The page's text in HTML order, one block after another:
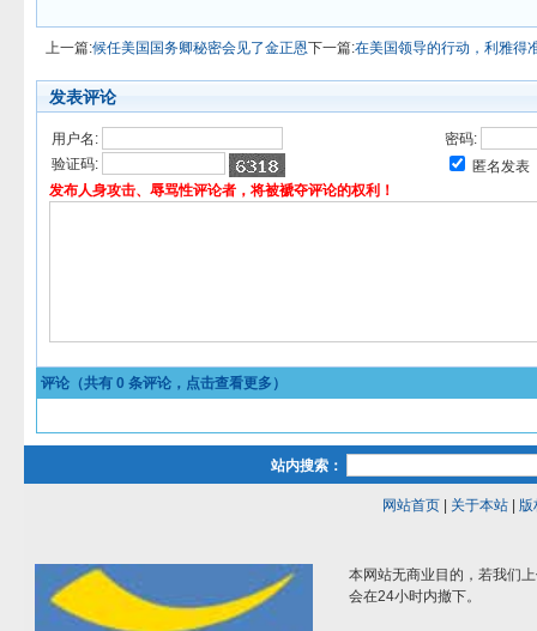
上一篇:候任美国国务卿秘密会见了金正恩下一篇:在美国领导的行动，利雅得
发表评论
用户名:
密码:
验证码:
匿名发表
发布人身攻击、辱骂性评论者，将被褫夺评论的权利！
评论（共有 0 条评论，点击查看更多）
站内搜索：
网站首页| 关于本站| 版
本网站无商业目的，若我们
会在24小时内撤下。